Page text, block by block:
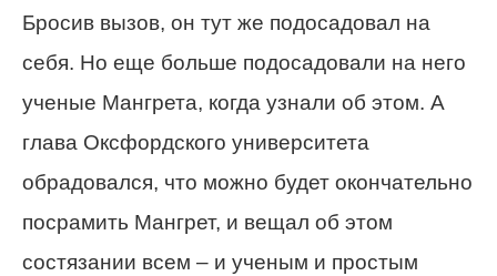
Бросив вызов, он тут же подосадовал на
себя. Но еще больше подосадовали на него
ученые Мангрета, когда узнали об этом. А
глава Оксфордского университета
обрадовался, что можно будет окончательно
посрамить Мангрет, и вещал об этом
состязании всем – и ученым и простым